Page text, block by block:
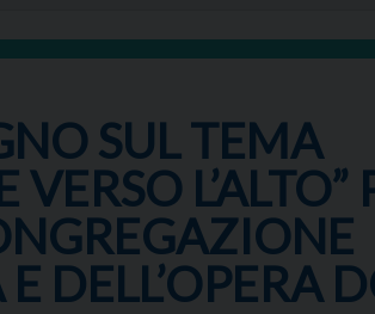
SUL TEMA
L’ALTO”
DELL’OPERA